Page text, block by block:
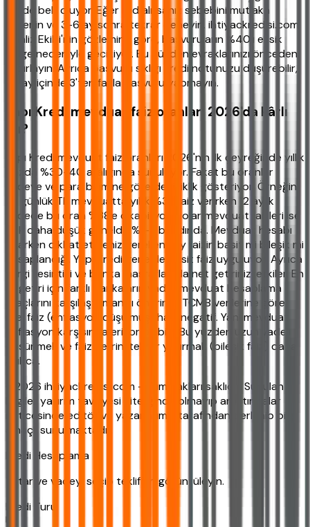
içinde belli oluyor. Eğer red alırsanız sebebini mutlaka
öğrenin ve 3-6 ay sonra tekrar deneyin. ihtiyackredisi.com
Analiz Ekibi'nin gözlemine göre, başvuruların %40'ı eksik
belge nedeniyle gecikiyor. Bu yüzden evraklarınızı önceden
hazırlayın. Ayrıca başvuru sıklığı kredi notunuzu düşürebilir,
bir ay içinde 3'ten fazla başvuru yapmayın.
Yapı Kredi mevduat faiz oranları 2026'da kârlı
mı?
Yapı Kredi mevduat faiz oranları 2026'nın ilk çeyreğinde yıllık
bazda %30-40 aralığında sunuluyor. Fakat bu oranlar
vadeye ve para birimine göre değişiklik gösteriyor. Örneğin
32 günlük TL mevduatta yıllık %32 faiz verirken 12 aylık
vadede bu oran %38'e çıkabiliyor. Dolar mevduat faizleri ise
çok daha düşük genelde %1-3 bandında. Mevduat hesabı
açarken dikkat etmeniz gereken şey faizin basit mi bileşik mi
hesaplandığı. Yapı Kredi genelde basit faiz uyguluyor. Ayrıca
vergi kesintisi ve banka masrafları da net getirinizi etkiler. En
iyi getiri için farklı bankaların vadeli mevduat hesaplama
araçlarını karşılaştırmanızı öneririm. TCMB verilerine göre
reel faiz (enflasyon düşülmüş) hala negatif. Yani mevduat
enflasyon karşısında eriyor olabilir. Bu yüzden uzun vadeli
düşünmek ve faiz gelirini tekrar yatırmak (bileşik faiz) daha
akıllıca.
©2026 ihtiyackredisi.com - Tüm hakları saklıdır. Sunulan
bilgiler yatırım tavsiyesi niteliğinde olmayıp araştırmalar
neticesinde editör ve yazarlarımız tarafından derlenip bilgi
amaçlı sunulmaktadır.
Kredi Hesaplama
Tutar ve vadeyi seçip teklifleri görüntüleyin.
Kredi Turu